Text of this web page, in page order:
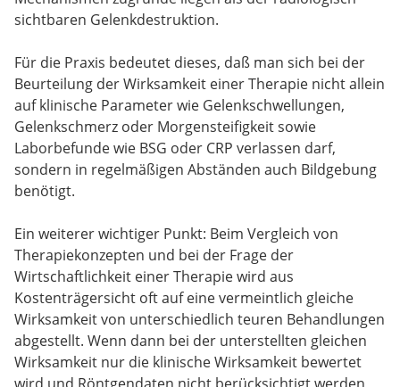
sichtbaren Gelenkdestruktion.
Für die Praxis bedeutet dieses, daß man sich bei der
Beurteilung der Wirksamkeit einer Therapie nicht allein
auf klinische Parameter wie Gelenkschwellungen,
Gelenkschmerz oder Morgensteifigkeit sowie
Laborbefunde wie BSG oder CRP verlassen darf,
sondern in regelmäßigen Abständen auch Bildgebung
benötigt.
Ein weiterer wichtiger Punkt: Beim Vergleich von
Therapiekonzepten und bei der Frage der
Wirtschaftlichkeit einer Therapie wird aus
Kostenträgersicht oft auf eine vermeintlich gleiche
Wirksamkeit von unterschiedlich teuren Behandlungen
abgestellt. Wenn dann bei der unterstellten gleichen
Wirksamkeit nur die klinische Wirksamkeit bewertet